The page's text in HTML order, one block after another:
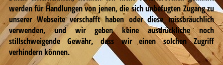
werden für Handlungen von jenen, die sich unbefugten Zugang zu
unserer Webseite verschafft haben oder diese missbräuchlich
verwenden, und wir geben keine ausdrückliche noch
stillschweigende Gewähr, dass wir einen solchen Zugriff
verhindern können.